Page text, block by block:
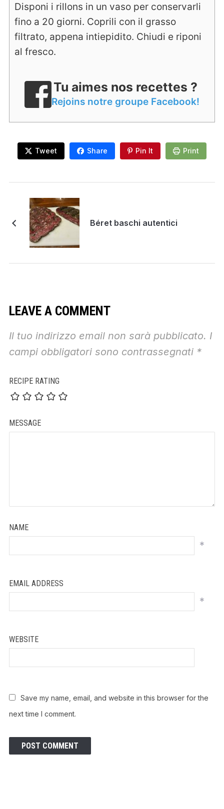
Disponi i rillons in un vaso per conservarli
fino a 20 giorni. Coprili con il grasso
filtrato, appena intiepidito. Chiudi e riponi
al fresco.
Tu aimes nos recettes ?
Rejoins notre groupe Facebook!
Tweet Share Pin It Print
Béret baschi autentici
LEAVE A COMMENT
Il tuo indirizzo email non sarà pubblicato. I
campi obbligatori sono contrassegnati *
RECIPE RATING
MESSAGE
NAME
*
EMAIL ADDRESS
*
WEBSITE
Save my name, email, and website in this browser for the
next time I comment.